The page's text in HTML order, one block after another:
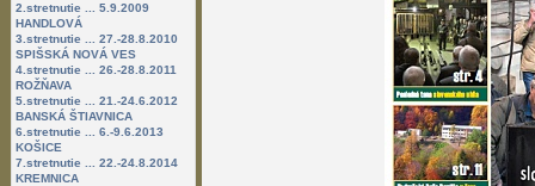
2.stretnutie ... 5.9.2009
HANDLOVÁ
3.stretnutie ... 27.-28.8.2010
SPIŠSKÁ NOVÁ VES
4.stretnutie ... 26.-28.8.2011
ROŽŇAVA
5.stretnutie ... 21.-24.6.2012
BANSKÁ ŠTIAVNICA
6.stretnutie ... 6.-9.6.2013
KOŠICE
7.stretnutie ... 22.-24.8.2014
KREMNICA